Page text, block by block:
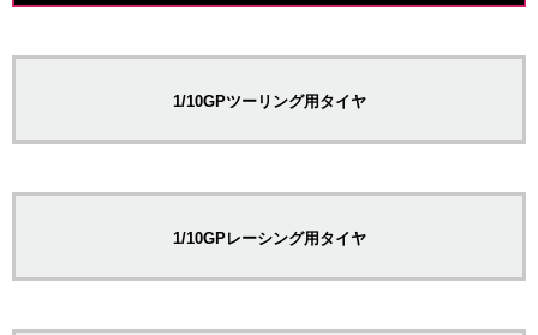
1/10GPツーリング用タイヤ
1/10GPレーシング用タイヤ